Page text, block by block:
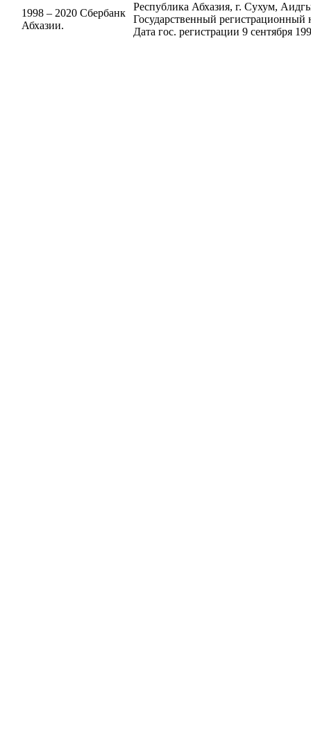
1998 – 2020 Сбербанк
Абхазии.
Республика Абхазия, г. Сухум,
Государственный регистрационный
Дата гос. регистрации 9 сентября